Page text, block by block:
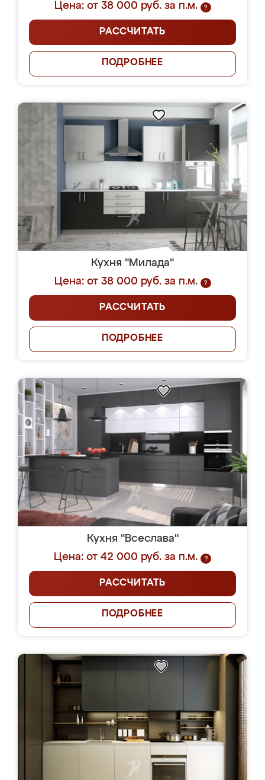
Цена: от 38 000 руб. за п.м.
?
РАССЧИТАТЬ
ПОДРОБНЕЕ
Кухня "Милада"
Цена: от 38 000 руб. за п.м.
?
РАССЧИТАТЬ
ПОДРОБНЕЕ
Кухня "Всеслава"
Цена: от 42 000 руб. за п.м.
?
РАССЧИТАТЬ
ПОДРОБНЕЕ